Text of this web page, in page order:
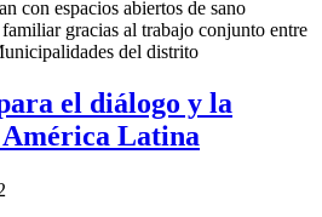
con espacios abiertos de sano
gracias al trabajo conjunto entre
del distrito
el diálogo y la
Latina